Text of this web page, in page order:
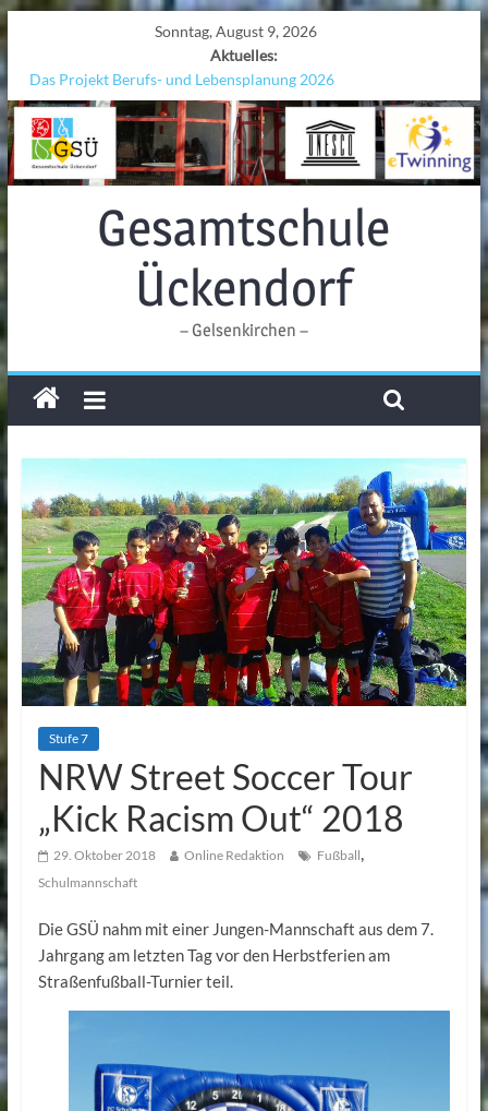
Sonntag, August 9, 2026
Aktuelles:
Das Projekt Berufs- und Lebensplanung 2026
UNESCO Stadtradeln „Grenzen überwinden“
KCC-Workshop
Sicherheit auf den Wellen: Lehrkräfte bilden sich in Alicante fort
Ferien!!!
Gesamtschule
Ückendorf
– Gelsenkirchen –
Stufe 7
NRW Street Soccer Tour
„Kick Racism Out“ 2018
29. Oktober 2018 Online Redaktion Fußball
Schulmannschaft
Die GSÜ nahm mit einer Jungen-Mannschaft aus dem 7.
Jahrgang am letzten Tag vor den Herbstferien am
Straßenfußball-Turnier teil.